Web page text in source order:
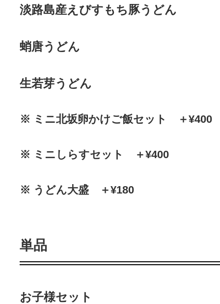
淡路島産えびすもち豚うどん
蛸唐うどん
生若芽うどん
※ ミニ北坂卵かけご飯セット ＋¥400
※ ミニしらすセット ＋¥400
※ うどん大盛 ＋¥180
単品
お子様セット